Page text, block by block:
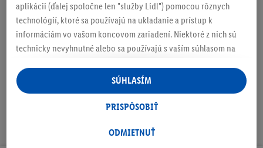
Na stiahnutie
aplikácii (ďalej spoločne len "služby Lidl") pomocou rôznych
technológií, ktoré sa používajú na ukladanie a prístup k
informáciám vo vašom koncovom zariadení. Niektoré z nich sú
technicky nevyhnutné alebo sa používajú s vaším súhlasom na
personalizovanú reklamu v rámci služieb Lidl aj mimo nich. Ak
ste účastníkom programu Lidl Plus, na tieto účely sa spracúvajú
aj údaje z vášho nákupného správania v obchode.
následne si vytvoríte účet Lidl Plus alebo sa prihlásite do svojho
ODMIETNUŤ
PRISPÔSOBIŤ
SÚHLASÍM